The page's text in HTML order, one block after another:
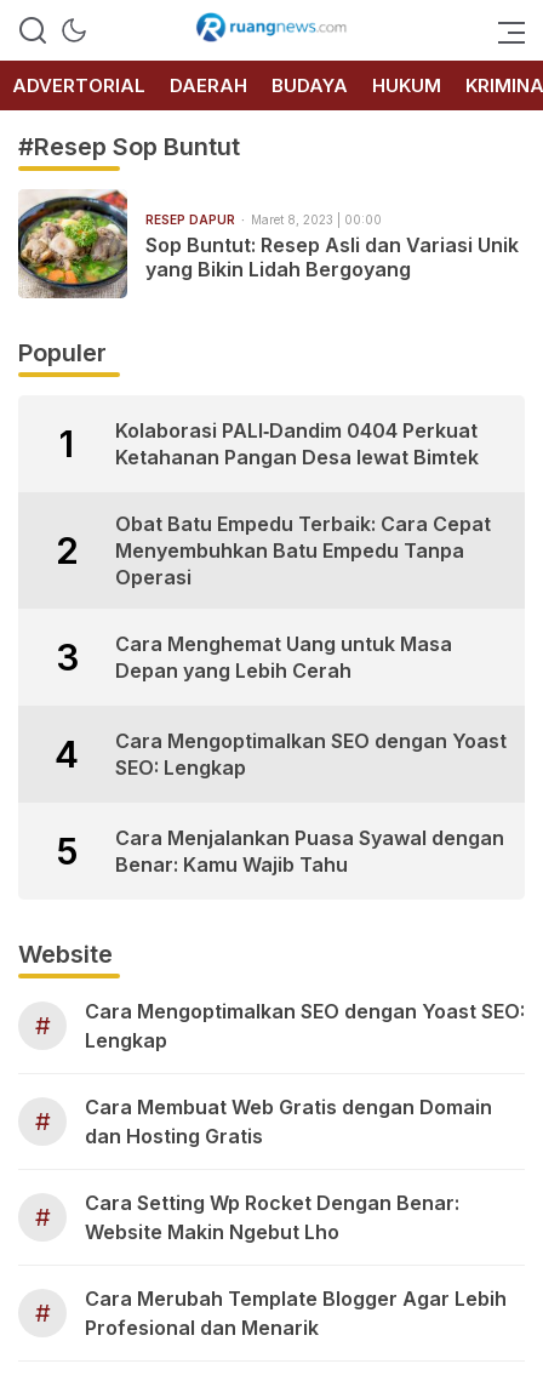
RUANG
NEWS
ADVERTORIAL
DAERAH BUDAYA HUKUM
#Resep Sop Buntut
RESEP DAPUR Maret 8, 2023 | 00:00
Sop Buntut: Resep Asli dan Variasi Unik
yang Bikin Lidah Bergoyang
Populer
1
Kolaborasi PALI‑Dandim 0404 Perkuat
Ketahanan Pangan Desa lewat Bimtek
2
Obat Batu Empedu Terbaik: Cara Cepat
Menyembuhkan Batu Empedu Tanpa
Operasi
3
Cara Menghemat Uang untuk Masa
Depan yang Lebih Cerah
4
Cara Mengoptimalkan SEO dengan Yoast
SEO: Lengkap
5
Cara Menjalankan Puasa Syawal dengan
Benar: Kamu Wajib Tahu
Website
#
Cara Mengoptimalkan SEO dengan Yoast SEO:
Lengkap
#
Cara Membuat Web Gratis dengan Domain
dan Hosting Gratis
#
Cara Setting Wp Rocket Dengan Benar:
Website Makin Ngebut Lho
#
Cara Merubah Template Blogger Agar Lebih
Profesional dan Menarik